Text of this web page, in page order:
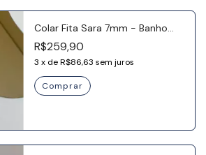
Colar Fita Sara 7mm - Banho
Ródio
R$259,90
3 x deR$86,63 sem juros